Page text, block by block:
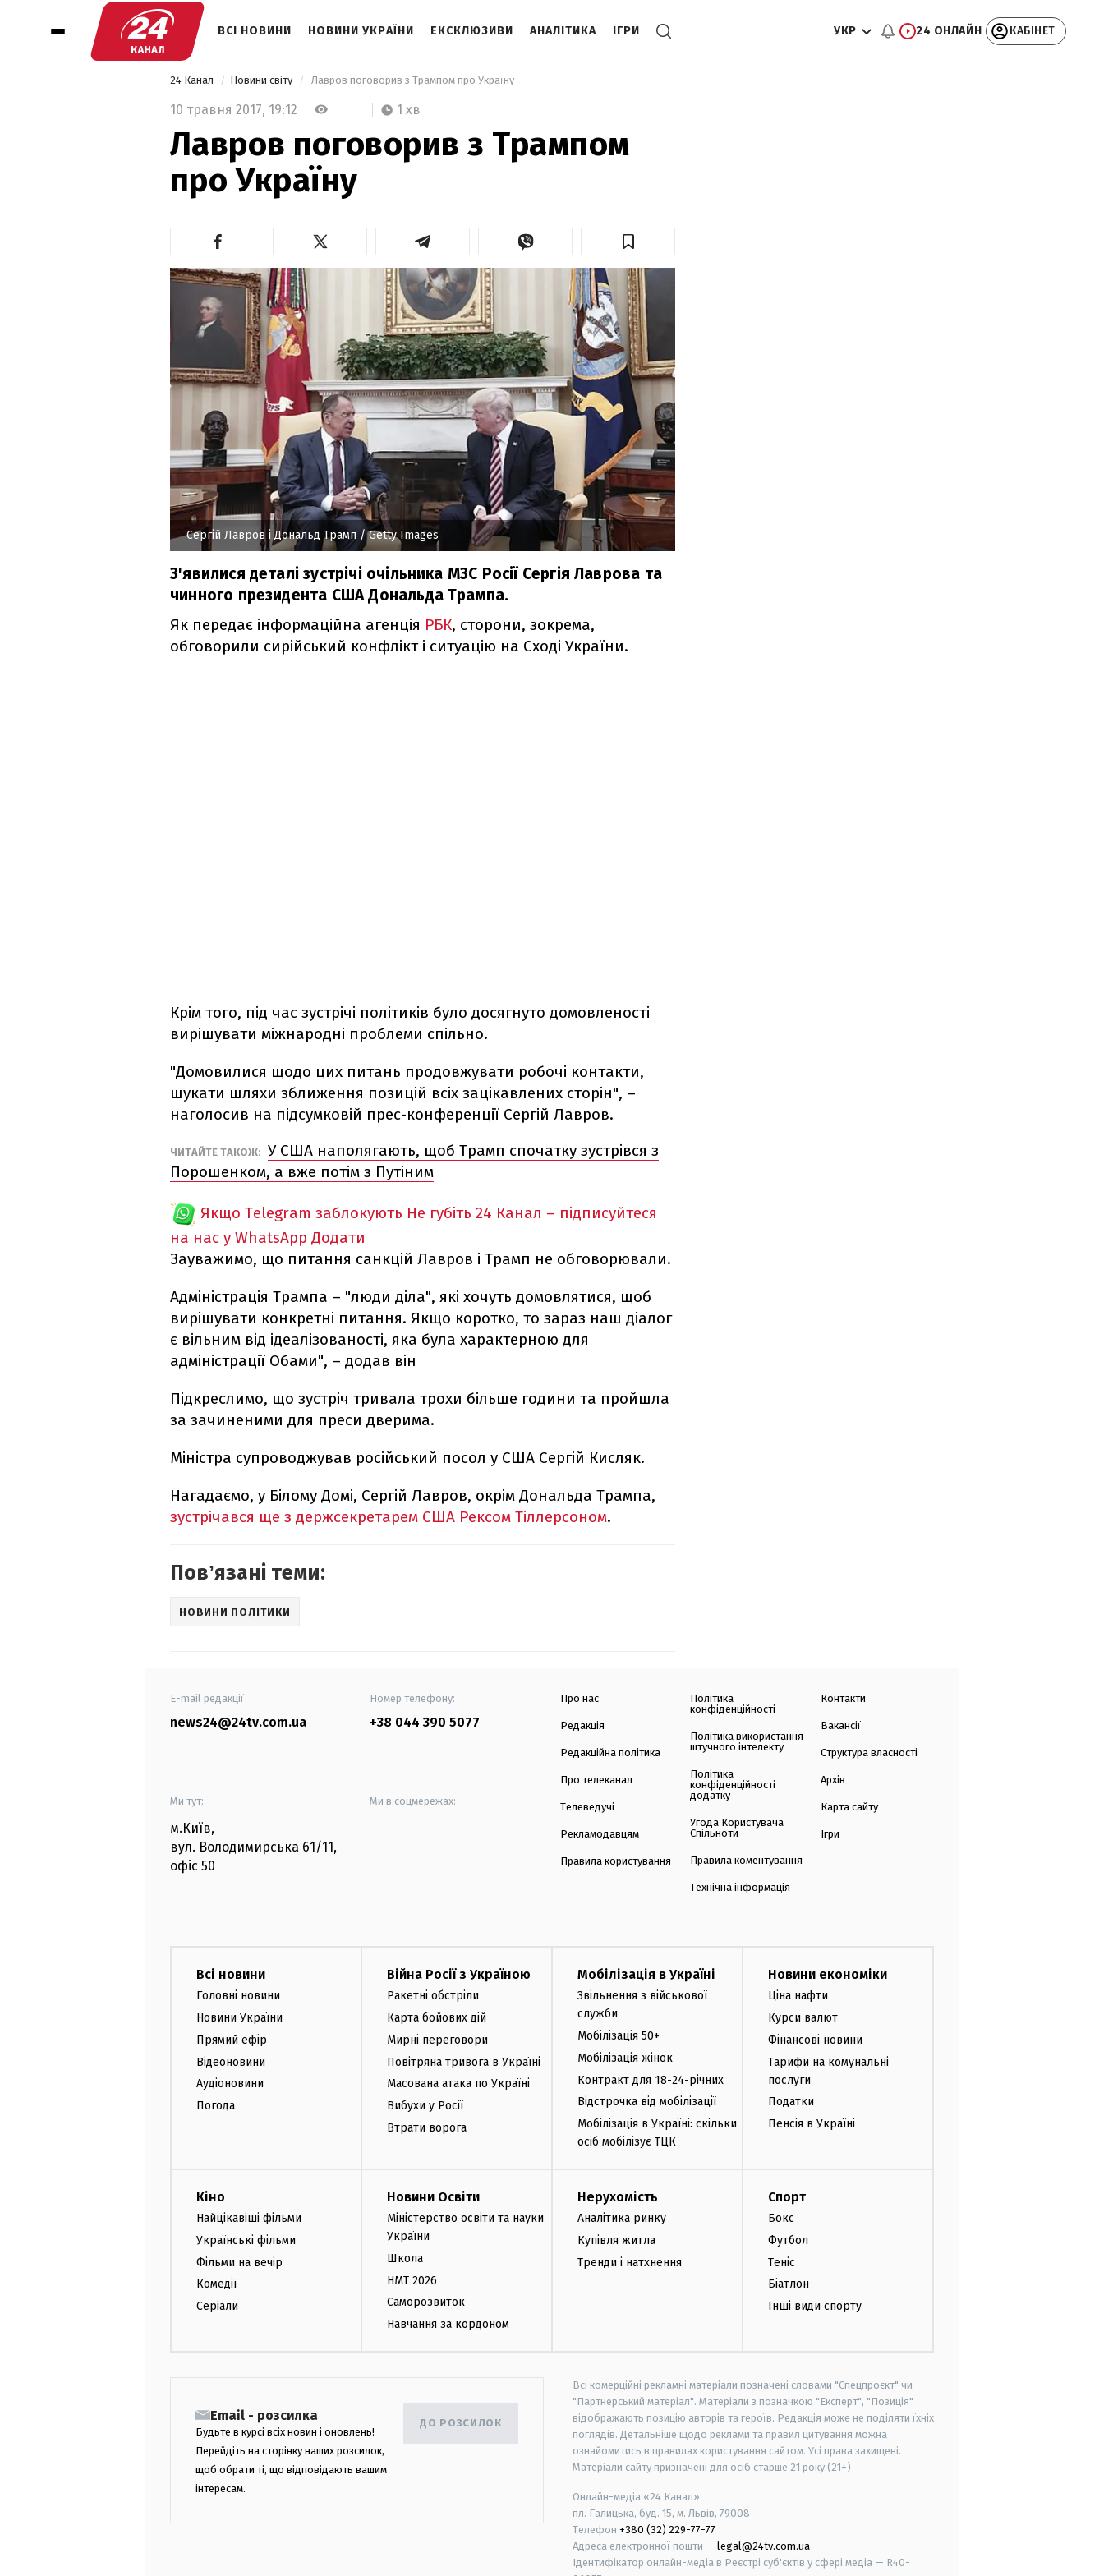
ВСІ НОВИНИ НОВИНИ УКРАЇНИ ЕКСКЛЮЗИВИ АНАЛІТИКА ІГРИ УКР 24 ОНЛАЙН КАБІНЕТ
24 Канал Новини світу Лавров поговорив з Трампом про Україну
10 травня 2017, 19:12 1 хв
Лавров поговорив з Трампом
про Україну
Сергій Лавров і Дональд Трамп / Getty Images
З'явилися деталі зустрічі очільника МЗС Росії Сергія Лаврова та
чинного президента США Дональда Трампа.
Як передає інформаційна агенція РБК, сторони, зокрема,
обговорили сирійський конфлікт і ситуацію на Сході України.
Крім того, під час зустрічі політиків було досягнуто домовленості
вирішувати міжнародні проблеми спільно.
"Домовилися щодо цих питань продовжувати робочі контакти,
шукати шляхи зближення позицій всіх зацікавлених сторін", –
наголосив на підсумковій прес-конференції Сергій Лавров.
ЧИТАЙТЕ ТАКОЖ: У США наполягають, щоб Трамп спочатку зустрівся з
Порошенком, а вже потім з Путіним
Якщо Telegram заблокують Не губіть 24 Канал – підписуйтеся
на нас у WhatsApp Додати
Зауважимо, що питання санкцій Лавров і Трамп не обговорювали.
Адміністрація Трампа – "люди діла", які хочуть домовлятися, щоб
вирішувати конкретні питання. Якщо коротко, то зараз наш діалог
є вільним від ідеалізованості, яка була характерною для
адміністрації Обами", – додав він
Підкреслимо, що зустріч тривала трохи більше години та пройшла
за зачиненими для преси дверима.
Міністра супроводжував російський посол у США Сергій Кисляк.
Нагадаємо, у Білому Домі, Сергій Лавров, окрім Дональда Трампа,
зустрічався ще з держсекретарем США Рексом Тіллерсоном.
Повʼязані теми:
НОВИНИ ПОЛІТИКИ
E-mail редакції
news24@24tv.com.ua
Номер телефону:
+38 044 390 5077
Ми тут:
м.Київ,
вул. Володимирська 61/11,
офіс 50
Ми в соцмережах:
Про нас
Редакція
Редакційна політика
Про телеканал
Телеведучі
Рекламодавцям
Правила користування
Політика
конфіденційності
Політика використання
штучного інтелекту
Політика
конфіденційності
додатку
Угода Користувача
Спільноти
Правила коментування
Технічна інформація
Контакти
Вакансії
Структура власності
Архів
Карта сайту
Ігри
Всі новини
Головні новини
Новини України
Прямий ефір
Відеоновини
Аудіоновини
Погода
Війна Росії з Україною
Ракетні обстріли
Карта бойових дій
Мирні переговори
Повітряна тривога в Україні
Масована атака по Україні
Вибухи у Росії
Втрати ворога
Мобілізація в Україні
Звільнення з військової
служби
Мобілізація 50+
Мобілізація жінок
Контракт для 18-24-річних
Відстрочка від мобілізації
Мобілізація в Україні: скільки
осіб мобілізує ТЦК
Новини економіки
Ціна нафти
Курси валют
Фінансові новини
Тарифи на комунальні
послуги
Податки
Пенсія в Україні
Кіно
Найцікавіші фільми
Українські фільми
Фільми на вечір
Комедії
Серіали
Новини Освіти
Міністерство освіти та науки
України
Школа
НМТ 2026
Саморозвиток
Навчання за кордоном
Нерухомість
Аналітика ринку
Купівля житла
Тренди і натхнення
Спорт
Бокс
Футбол
Теніс
Біатлон
Інші види спорту
Email - розсилка
Будьте в курсі всіх новин і оновлень!
Перейдіть на сторінку наших розсилок,
щоб обрати ті, що відповідають вашим
інтересам.
ДО РОЗСИЛОК
Всі комерційні рекламні матеріали позначені словами "Спецпроєкт" чи
"Партнерський матеріал". Матеріали з позначкою "Експерт", "Позиція"
відображають позицію авторів та героїв. Редакція може не поділяти їхніх
поглядів. Детальніше щодо реклами та правил цитування можна
ознайомитись в правилах користування сайтом. Усі права захищені.
Матеріали сайту призначені для осіб старше 21 року (21+)
Онлайн-медіа «24 Канал»
пл. Галицька, буд. 15, м. Львів, 79008
Телефон +380 (32) 229-77-77
Адреса електронної пошти — legal@24tv.com.ua
Ідентифікатор онлайн-медіа в Реєстрі суб'єктів у сфері медіа — R40-